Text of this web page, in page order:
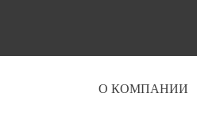
О КОМПАНИИ